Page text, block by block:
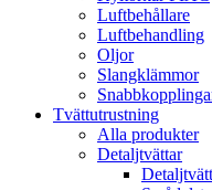
Luftbehållare
Luftbehandling
Oljor
Slangklämmor
Tvättutrustning
Alla produkter
Detaljtvättar